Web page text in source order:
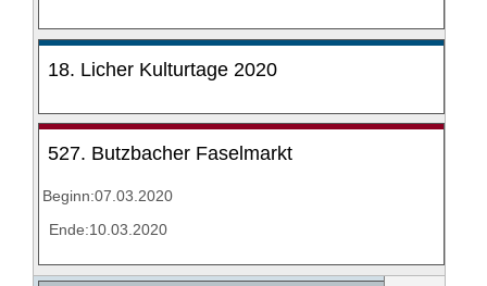
18. Licher Kulturtage 2020
527. Butzbacher Faselmarkt
Beginn:07.03.2020
Ende:10.03.2020